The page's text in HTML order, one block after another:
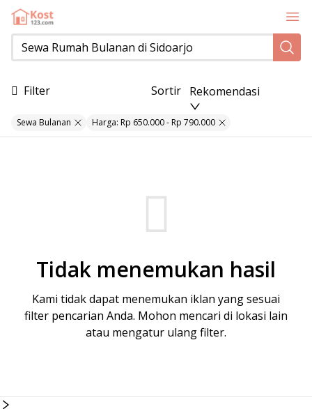
Sewa Rumah Bulanan di Sidoarjo
Filter Sortir Rekomendasi
Sewa Bulanan Harga: Rp 650.000 - Rp 790.000
Tidak menemukan hasil
Kami tidak dapat menemukan iklan yang sesuai
filter pencarian Anda. Mohon mencari di lokasi lain
atau mengatur ulang filter.